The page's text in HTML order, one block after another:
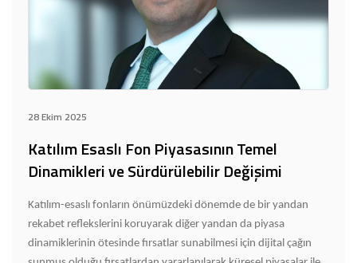
28 Ekim 2025
Katılım Esaslı Fon Piyasasının Temel
Dinamikleri ve Sürdürülebilir Değişimi
Katılım-esaslı fonların önümüzdeki dönemde de bir yandan
rekabet reflekslerini koruyarak diğer yandan da piyasa
dinamiklerinin ötesinde fırsatlar sunabilmesi için dijital çağın